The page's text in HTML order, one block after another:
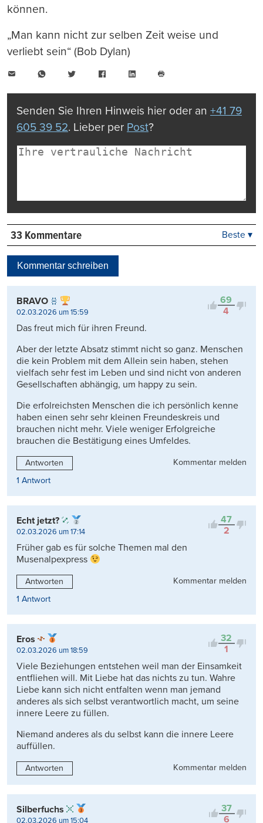
können.
„Man kann nicht zur selben Zeit weise und
verliebt sein“ (Bob Dylan)
WhatsAppTwitter FacebookLinkedIn
drucken
Senden Sie Ihren Hinweis hier oder an +41 79
605 39 52. Lieber per Post?
33 Kommentare
Kontrovers
Beste ▾
Kommentar schreiben
69
4
BRAVO
02.03.2026 um 15:59
Das freut mich für ihren Freund.
Aber der letzte Absatz stimmt nicht so ganz. Menschen
die kein Problem mit dem Allein sein haben, stehen
vielfach sehr fest im Leben und sind nicht von anderen
Gesellschaften abhängig, um happy zu sein.
Die erfolreichsten Menschen die ich persönlich kenne
haben einen sehr sehr kleinen Freundeskreis und
brauchen nicht mehr. Viele weniger Erfolgreiche
brauchen die Bestätigung eines Umfeldes.
Antworten
Kommentar melden
1 Antwort
47
2
Echt jetzt?
02.03.2026 um 17:14
Früher gab es für solche Themen mal den
Musenalpexpress
Antworten
Kommentar melden
1 Antwort
32
1
Eros
02.03.2026 um 18:59
Viele Beziehungen entstehen weil man der Einsamkeit
entfliehen will. Mit Liebe hat das nichts zu tun. Wahre
Liebe kann sich nicht entfalten wenn man jemand
anderes als sich selbst verantwortlich macht, um seine
innere Leere zu füllen.
Niemand anderes als du selbst kann die innere Leere
auffüllen.
Antworten Kommentar melden
37
6
Silberfuchs
02.03.2026 um 15:04